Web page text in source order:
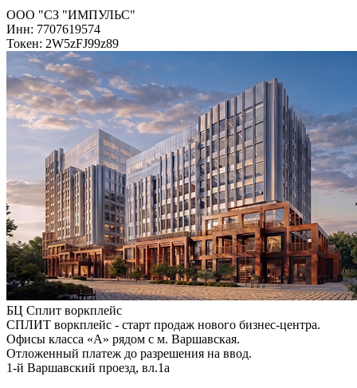
ООО "СЗ "ИМПУЛЬС"
Инн: 7707619574
Токен: 2W5zFJ99z89
БЦ Сплит воркплейс
СПЛИТ воркплейс - старт продаж нового бизнес-центра.
Офисы класса «А» рядом с м. Варшавская.
Отложенный платеж до разрешения на ввод.
1-й Варшавский проезд, вл.1а